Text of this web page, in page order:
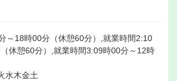
～18時00分（休憩60分）,就業時間2:10
休憩60分）,就業時間3:09時00分～12時
水木金土